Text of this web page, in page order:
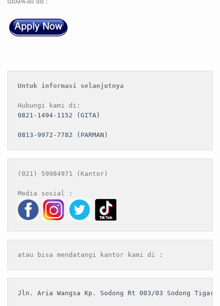
Untuk informasi selanjutnya
0821-1494-1152 (GITA)
0813-9972-7782 (PARMAN)
(021) 59984971 (Kantor)
atau bisa mendatangi kantor kami di :
Jln. Aria Wangsa Kp. Sodong Rt 003/03 Sodong